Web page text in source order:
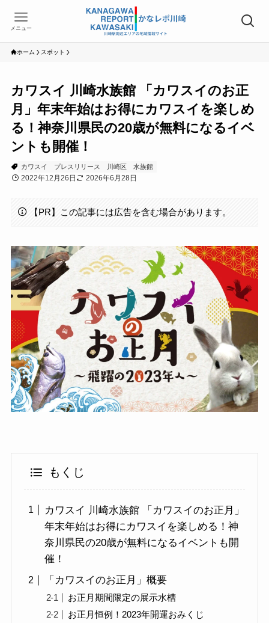
メニュー
ホーム スポット
カワスイ 川崎水族館 「カワスイのお正
月」年末年始はお得にカワスイを楽しめ
る！神奈川県民の20歳が無料になるイベ
ントも開催！
カワスイ プレスリリース 川崎区 水族館
2022年12月26日 2026年6月28日
【PR】この記事には広告を含む場合があります。
もくじ
カワスイ 川崎水族館 「カワスイのお正月」
年末年始はお得にカワスイを楽しめる！神
奈川県民の20歳が無料になるイベントも開
催！
「カワスイのお正月」概要
お正月期間限定の展示水槽
お正月恒例！2023年開運おみくじ